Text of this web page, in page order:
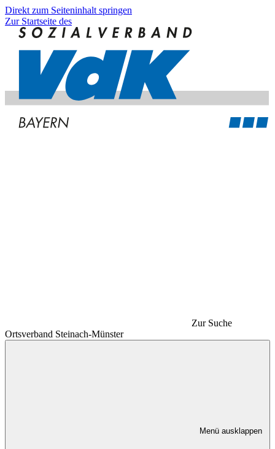
Direkt zum Seiteninhalt springen
Zur Startseite des
Zur Suche
Ortsverband Steinach-Münster
Menü ausklappen